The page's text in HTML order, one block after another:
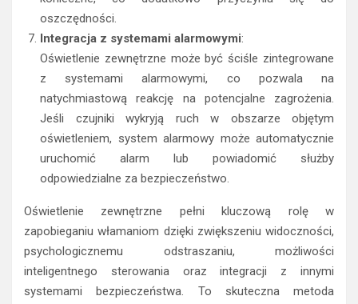
oszczędności.
Integracja z systemami alarmowymi:
Oświetlenie zewnętrzne może być ściśle zintegrowane
z systemami alarmowymi, co pozwala na
natychmiastową reakcję na potencjalne zagrożenia.
Jeśli czujniki wykryją ruch w obszarze objętym
oświetleniem, system alarmowy może automatycznie
uruchomić alarm lub powiadomić służby
odpowiedzialne za bezpieczeństwo.
Oświetlenie zewnętrzne pełni kluczową rolę w
zapobieganiu włamaniom dzięki zwiększeniu widoczności,
psychologicznemu odstraszaniu, możliwości
inteligentnego sterowania oraz integracji z innymi
systemami bezpieczeństwa. To skuteczna metoda